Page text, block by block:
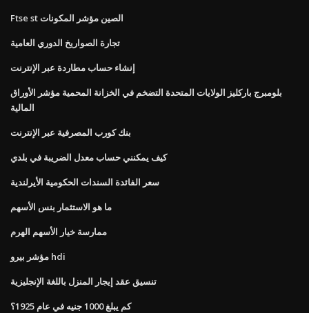
Ftse st الصين مؤشر المكونات
تجارة الصواريخ الدوري العامية
إنشاء حساب مطاردة عبر الإنترنت
بلومبرج باركليز الولايات المتحدة التضخم في الخزانة المحمية مؤشر الأوراق
المالية
بنك كورب المصرفية عبر الإنترنت
كيف يمكنني حساب معدل الضريبة في بلدي
سعر الفائدة السندات الحكومية الأيرلندية
ما هو الاستثمار بنس الأسهم
ممارسة خيار الأسهم الهرم
مؤشر بيرو hdi
تنسيق عقد إيجار المنزل باللغة الإنجليزية
كم يبلغ 1000 جنيه في عام 1925؟